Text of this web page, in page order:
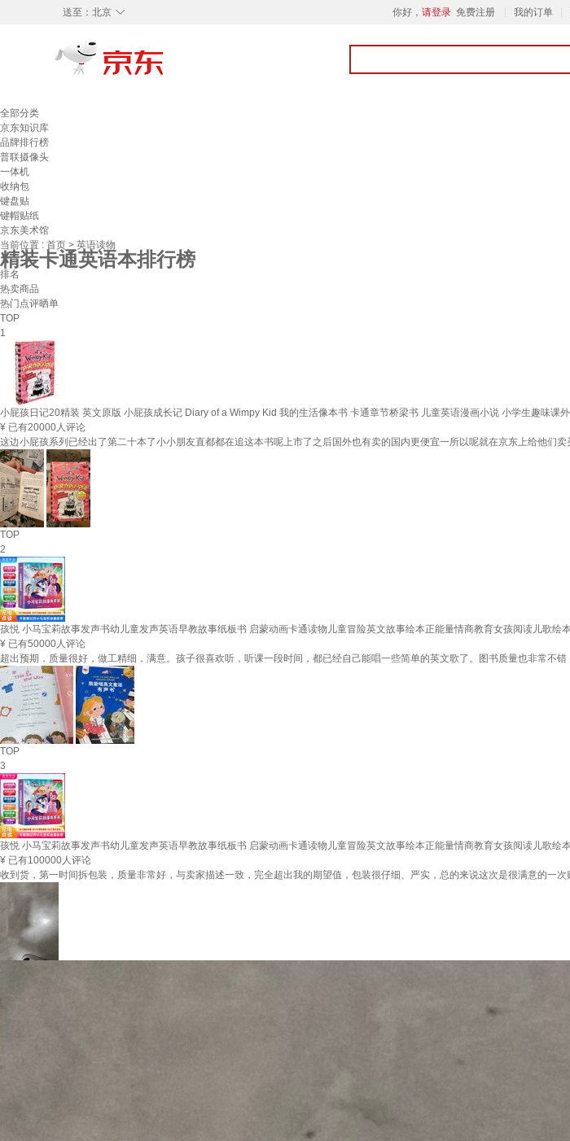
◇
送至： 北京 你好， 请登录 免费注册 我的订单
全部分类
京东知识库
品牌排行榜
普联摄像头
一体机
收纳包
键盘贴
键帽贴纸
京东美术馆
当前位置 : 首页 > 英语读物
精装卡通英语本排行榜
排名
热卖商品
热门点评晒单
TOP
1
小屁孩日记20精装 英文原版 小屁孩成长记 Diary of a Wimpy Kid 我的生活像本书 卡通章节桥梁书 儿童英语漫画小说 小学生趣味课
¥ 已有20000人评论
这边小屁孩系列已经出了第二十本了小小朋友直都都在追这本书呢上市了之后国外也有卖的国内更便宜一所以呢就在京东上给他们
TOP
2
孩悦 小马宝莉故事发声书幼儿童发声英语早教故事纸板书 启蒙动画卡通读物儿童冒险英文故事绘本正能量情商教育女孩阅读儿歌绘
¥ 已有50000人评论
超出预期，质量很好，做工精细，满意。孩子很喜欢听，听课一段时间，都已经自己能唱一些简单的英文歌了。图书质量也非常不错
TOP
3
孩悦 小马宝莉故事发声书幼儿童发声英语早教故事纸板书 启蒙动画卡通读物儿童冒险英文故事绘本正能量情商教育女孩阅读儿歌绘
¥ 已有100000人评论
收到货，第一时间拆包装，质量非常好，与卖家描述一致，完全超出我的期望值，包装很仔细、严实，总的来说这次是很满意的一次